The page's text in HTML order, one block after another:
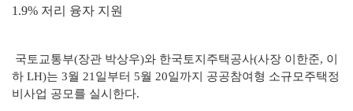
1.9% 저리 융자 지원
국토교통부(장관 박상우)와 한국토지주택공사(사장 이한준, 이
하 LH)는 3월 21일부터 5월 20일까지 공공참여형 소규모주택정
비사업 공모를 실시한다.